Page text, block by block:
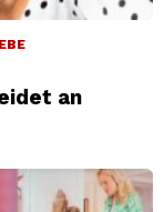
an